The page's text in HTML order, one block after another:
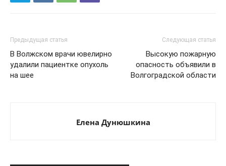
Предыдущая статья
В Волжском врачи ювелирно
удалили пациентке опухоль
на шее
Следующая статья
Высокую пожарную
опасность объявили в
Волгоградской области
Елена Дунюшкина